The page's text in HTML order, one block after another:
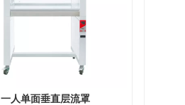
一人单面垂直层流罩